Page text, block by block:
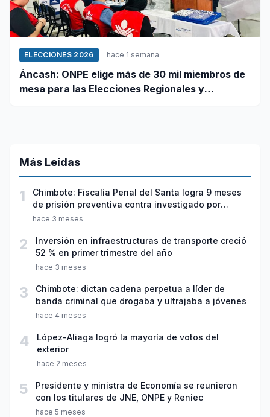
ELECCIONES 2026 hace 1 semana
Áncash: ONPE elige más de 30 mil miembros de
mesa para las Elecciones Regionales y
Más Leídas
1
Chimbote: Fiscalía Penal del Santa logra 9 meses
de prisión preventiva contra investigado por
violación sexual y tentativa de feminicidio
hace 3 meses
2
Inversión en infraestructuras de transporte creció
52 % en primer trimestre del año
hace 3 meses
3
Chimbote: dictan cadena perpetua a líder de
banda criminal que drogaba y ultrajaba a jóvenes
hace 4 meses
4
López-Aliaga logró la mayoría de votos del
exterior
hace 2 meses
5
Presidente y ministra de Economía se reunieron
con los titulares de JNE, ONPE y Reniec
hace 5 meses